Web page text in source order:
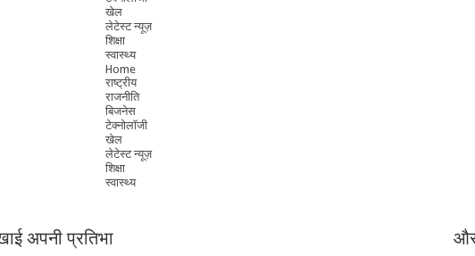
खेल
लेटेस्ट न्यूज़
शिक्षा
स्वास्थ्य
Home
राष्ट्रीय
राजनीति
बिजनेस
टेक्नोलॉजी
खेल
लेटेस्ट न्यूज़
शिक्षा
स्वास्थ्य
अपनी प्रतिभा